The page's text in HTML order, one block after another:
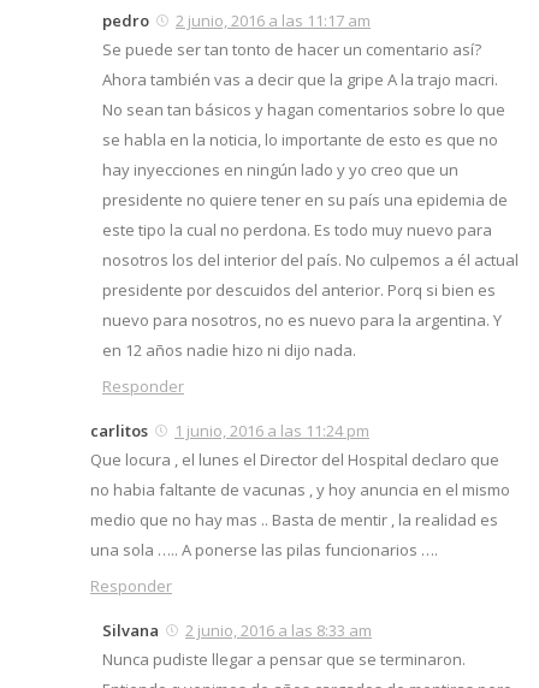
pedro
2 junio, 2016 a las 11:17 am
Se puede ser tan tonto de hacer un comentario así?
Ahora también vas a decir que la gripe A la trajo macri.
No sean tan básicos y hagan comentarios sobre lo que
se habla en la noticia, lo importante de esto es que no
hay inyecciones en ningún lado y yo creo que un
presidente no quiere tener en su país una epidemia de
este tipo la cual no perdona. Es todo muy nuevo para
nosotros los del interior del país. No culpemos a él actual
presidente por descuidos del anterior. Porq si bien es
nuevo para nosotros, no es nuevo para la argentina. Y
en 12 años nadie hizo ni dijo nada.
Responder
carlitos
1 junio, 2016 a las 11:24 pm
Que locura , el lunes el Director del Hospital declaro que
no habia faltante de vacunas , y hoy anuncia en el mismo
medio que no hay mas .. Basta de mentir , la realidad es
una sola ….. A ponerse las pilas funcionarios ….
Responder
Silvana
2 junio, 2016 a las 8:33 am
Nunca pudiste llegar a pensar que se terminaron.